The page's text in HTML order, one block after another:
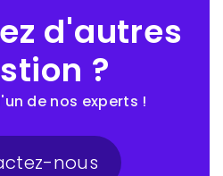
d'autres
?
de nos experts !
nous